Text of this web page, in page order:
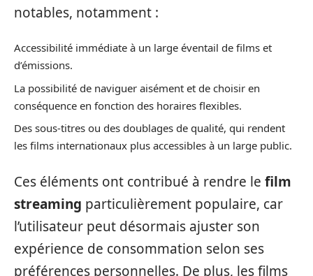
notables, notamment :
Accessibilité immédiate à un large éventail de films et
d’émissions.
La possibilité de naviguer aisément et de choisir en
conséquence en fonction des horaires flexibles.
Des sous-titres ou des doublages de qualité, qui rendent
les films internationaux plus accessibles à un large public.
Ces éléments ont contribué à rendre le film
streaming particulièrement populaire, car
l’utilisateur peut désormais ajuster son
expérience de consommation selon ses
préférences personnelles. De plus, les films